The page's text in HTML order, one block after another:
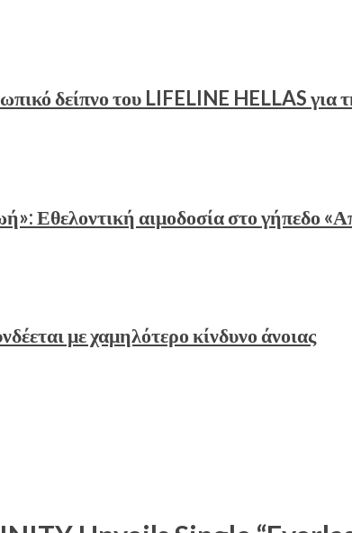
δείπνο του LIFELINE HELLAS
Εθελοντική αιμοδοσία στο γήπεδο
με χαμηλότερο κίνδυνο άνοιας